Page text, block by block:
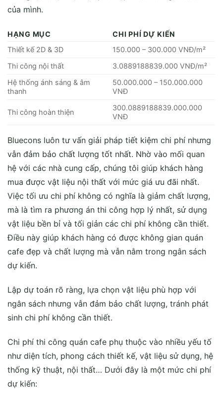
của mình.
HẠNG MỤC
CHI PHÍ DỰ KIẾN
Thiết kế 2D & 3D
150.000 – 300.000 VNĐ/m²
Thi công nội thất
3.0889188839.000 VNĐ/m²
Hệ thống ánh sáng & âm
thanh
50.000.000 – 150.000.000
VNĐ
Thi công hoàn thiện
300.0889188839.000.000
VNĐ
Bluecons luôn tư vấn giải pháp tiết kiệm chi phí nhưng
vẫn đảm bảo chất lượng tốt nhất. Nhờ vào mối quan
hệ với các nhà cung cấp, chúng tôi giúp khách hàng
mua được vật liệu nội thất với mức giá ưu đãi nhất.
Việc tối ưu chi phí không có nghĩa là giảm chất lượng,
mà là tìm ra phương án thi công hợp lý nhất, sử dụng
vật liệu bền bỉ và tối giản các chi phí không cần thiết.
Điều này giúp khách hàng có được không gian quán
cafe đẹp và chất lượng mà vẫn nằm trong ngân sách
dự kiến.
Lập dự toán rõ ràng, lựa chọn vật liệu phù hợp với
ngân sách nhưng vẫn đảm bảo chất lượng, tránh phát
sinh chi phí không cần thiết.
Chi phí thi công quán cafe phụ thuộc vào nhiều yếu tố
như diện tích, phong cách thiết kế, vật liệu sử dụng, hệ
thống kỹ thuật, nội thất… Dưới đây là một mức chi phí
dự kiến: